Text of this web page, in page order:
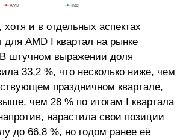
и в отдельных аспектах
AMD I квартал на рынке
штучном выражении доля
33,2 %, что несколько ниже, чем
праздничном квартале,
чем 28 % по итогам I квартала
нарастила свои позиции
до 66,8 %, но годом ранее её